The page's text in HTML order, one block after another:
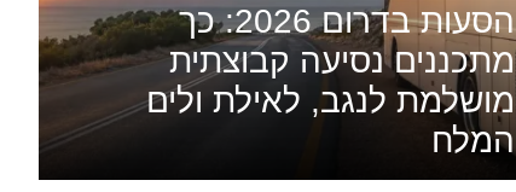
הסעות בדרום 2026: כך
מתכננים נסיעה קבוצתית
מושלמת לנגב, לאילת ולים
המלח